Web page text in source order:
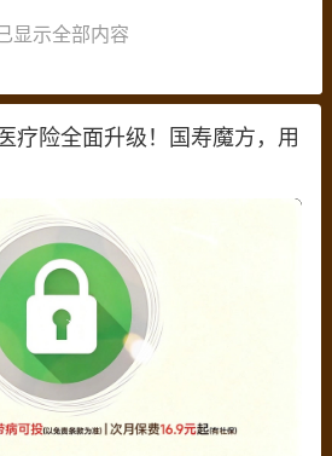
显示全部内容
疗险全面升级！国寿魔方，用